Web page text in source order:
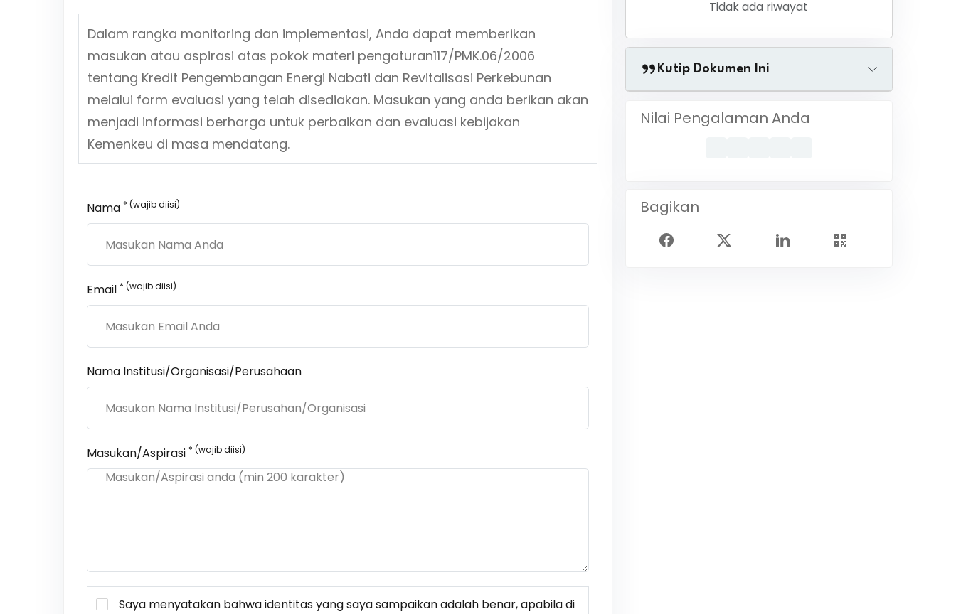
Dalam rangka monitoring dan implementasi, Anda dapat memberikan
masukan atau aspirasi atas pokok materi pengaturan117/PMK.06/2006
tentang Kredit Pengembangan Energi Nabati dan Revitalisasi Perkebunan
melalui form evaluasi yang telah disediakan. Masukan yang anda berikan akan
menjadi informasi berharga untuk perbaikan dan evaluasi kebijakan
Kemenkeu di masa mendatang.
Nama * (wajib diisi)
Email * (wajib diisi)
Nama Institusi/Organisasi/Perusahaan
Masukan/Aspirasi * (wajib diisi)
Saya menyatakan bahwa identitas yang saya sampaikan adalah benar, apabila di
Tidak ada riwayat
Kutip Dokumen Ini
Nilai Pengalaman Anda
Bagikan